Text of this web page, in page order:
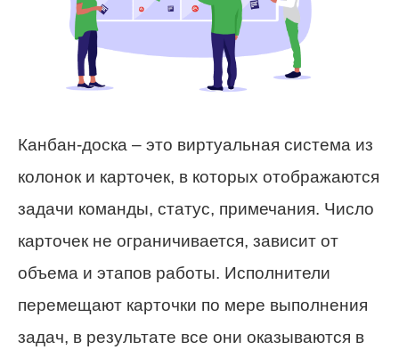
Канбан-доска – это виртуальная система из
колонок и карточек, в которых отображаются
задачи команды, статус, примечания. Число
карточек не ограничивается, зависит от
объема и этапов работы. Исполнители
перемещают карточки по мере выполнения
задач, в результате все они оказываются в